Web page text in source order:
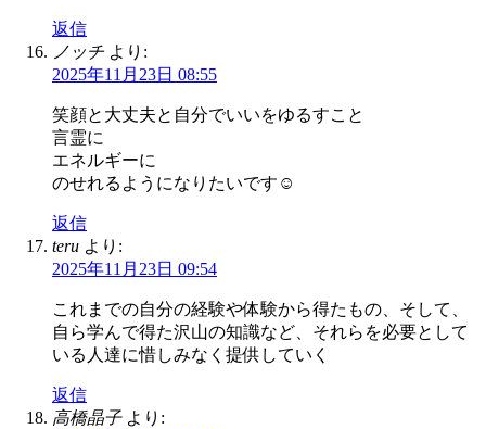
返信
ノッチ より:
2025年11月23日 08:55
笑顔と大丈夫と自分でいいをゆるすこと
言霊に
エネルギーに
のせれるようになりたいです☺️
返信
teru より:
2025年11月23日 09:54
これまでの自分の経験や体験から得たもの、そして、
自ら学んで得た沢山の知識など、それらを必要として
いる人達に惜しみなく提供していく
返信
高橋晶子 より: